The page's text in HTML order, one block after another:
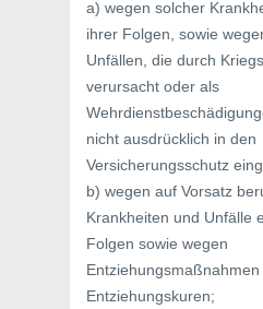
a) wegen solcher
ihrer Folgen, sowie
Unfällen, die durch
verursacht oder als
nicht ausdrücklich in den
Versicherungsschutz
b) wegen auf Vorsatz
Krankheiten und Unfälle
Folgen sowie wegen
Entziehungskuren;